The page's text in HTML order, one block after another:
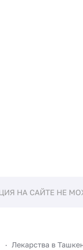
НА САЙТЕ НЕ
Лекарства в